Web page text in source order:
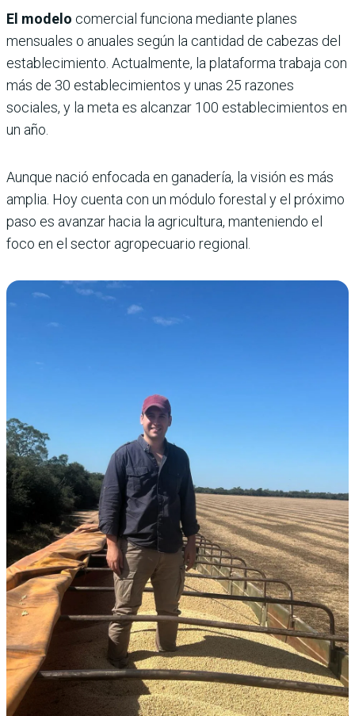
El modelo comercial funciona mediante planes
mensuales o anuales según la cantidad de cabezas del
establecimiento. Actualmente, la plataforma trabaja con
más de 30 establecimientos y unas 25 razones
sociales, y la meta es alcanzar 100 establecimientos en
un año.
Aunque nació enfocada en ganadería, la visión es más
amplia. Hoy cuenta con un módulo forestal y el próximo
paso es avanzar hacia la agricultura, manteniendo el
foco en el sector agropecuario regional.